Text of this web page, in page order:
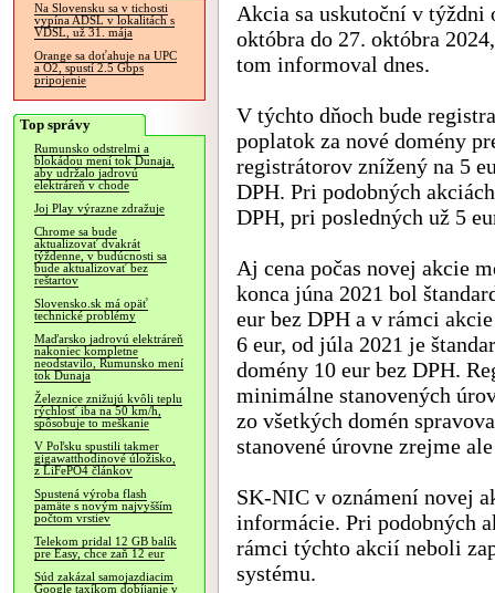
Na Slovensku sa v tichosti
vypína ADSL v lokalitách s
VDSL, už 31. mája
Orange sa doťahuje na UPC
a O2, spustí 2.5 Gbps
pripojenie
Top správy
Rumunsko odstrelmi a
blokádou mení tok Dunaja,
aby udržalo jadrovú
elektráreň v chode
Joj Play výrazne zdražuje
Chrome sa bude
aktualizovať dvakrát
týždenne, v budúcnosti sa
bude aktualizovať bez
reštartov
Slovensko.sk má opäť
technické problémy
Maďarsko jadrovú elektráreň
nakoniec kompletne
neodstavilo, Rumunsko mení
tok Dunaja
Železnice znižujú kvôli teplu
rýchlosť iba na 50 km/h,
spôsobuje to meškanie
V Poľsku spustili takmer
gigawatthodinové úložisko,
z LiFePO4 článkov
Spustená výroba flash
pamäte s novým najvyšším
počtom vrstiev
Telekom pridal 12 GB balík
pre Easy, chce zaň 12 eur
Súd zakázal samojazdiacim
Google taxíkom dobíjanie v
Akcia sa uskutoční v týždni
októbra do 27. októbra
tom informoval dnes.
V týchto dňoch bude
poplatok za nové domény
registrátorov znížený na 5
DPH. Pri podobných
DPH, pri posledných už 5
Aj cena počas novej akcie
konca júna 2021 bol
eur bez DPH a v rámci
6 eur, od júla 2021 je
domény 10 eur bez DPH.
minimálne stanovených
zo všetkých domén
stanovené úrovne zrejme
SK-NIC v oznámení novej
informácie. Pri podobných
rámci týchto akcií neboli
systému.